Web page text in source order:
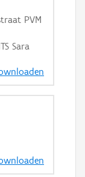
PVM
Sara